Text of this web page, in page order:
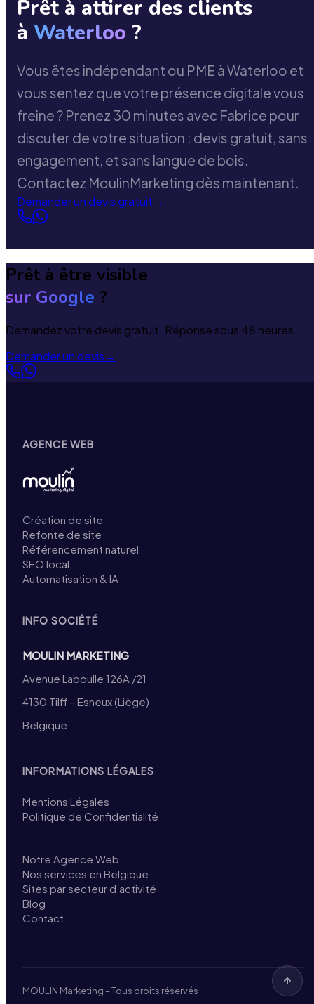
Prêt à attirer des clients
à Waterloo ?
Vous êtes indépendant ou PME à Waterloo et
vous sentez que votre présence digitale vous
freine ? Prenez 30 minutes avec Fabrice pour
discuter de votre situation : devis gratuit, sans
engagement, et sans langue de bois.
Contactez MoulinMarketing dès maintenant.
Demander un devis gratuit→
Prêt à être visible
sur Google ?
Demandez votre devis gratuit. Réponse sous 48 heures.
Demander un devis→
AGENCE WEB
Création de site
Refonte de site
Référencement naturel
SEO local
Automatisation & IA
INFO SOCIÉTÉ
MOULIN MARKETING
Avenue Laboulle 126A /21
4130 Tilff – Esneux (Liège)
Belgique
INFORMATIONS LÉGALES
Mentions Légales
Politique de Confidentialité
Notre Agence Web
Nos services en Belgique
Sites par secteur d’activité
Blog
Contact
MOULIN Marketing – Tous droits réservés